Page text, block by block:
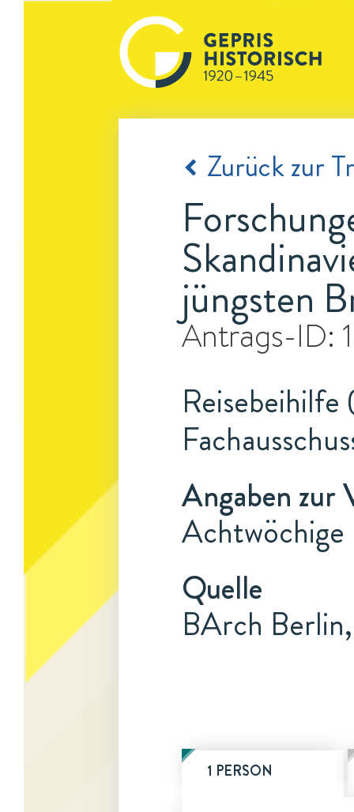
Zurück zur
jüngsten
Antrags-ID:
Angaben zur
Achtwöchige
Quelle
BArch
1 PERSON